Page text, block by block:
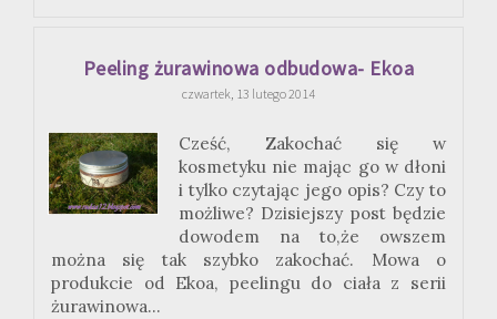
Peeling żurawinowa odbudowa- Ekoa
czwartek, 13 lutego 2014
Cześć, Zakochać się w
kosmetyku nie mając go w dłoni
i tylko czytając jego opis? Czy to
możliwe? Dzisiejszy post będzie
dowodem na to,że owszem
można się tak szybko zakochać. Mowa o
produkcie od Ekoa, peelingu do ciała z serii
żurawinowa...